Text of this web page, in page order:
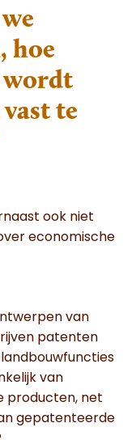
hoe
te
ook niet
economische
van
patenten
van
producten, net
gepatenteerde